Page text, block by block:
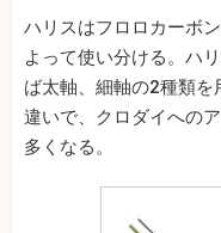
ハリスはフロロカーボ
よって使い分ける。ハ
ば太軸、細軸の2種類
違いで、クロダイへの
多くなる。